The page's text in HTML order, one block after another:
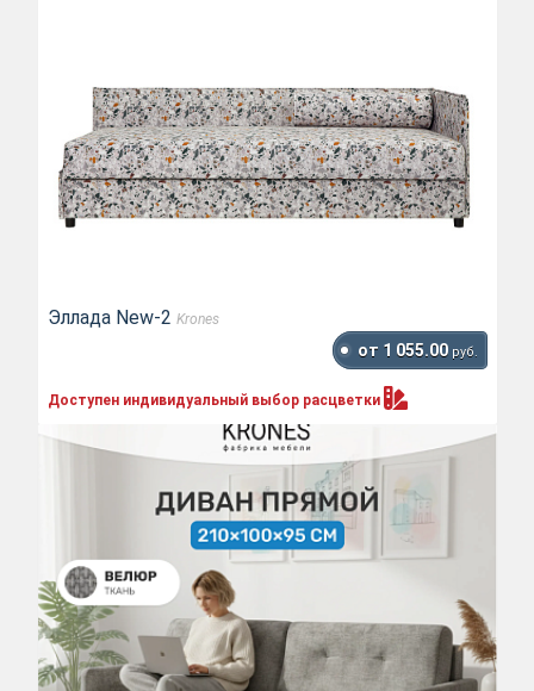
Эллада New-2 Krones
от 1 055.00 руб.
Доступен индивидуальный выбор расцветки